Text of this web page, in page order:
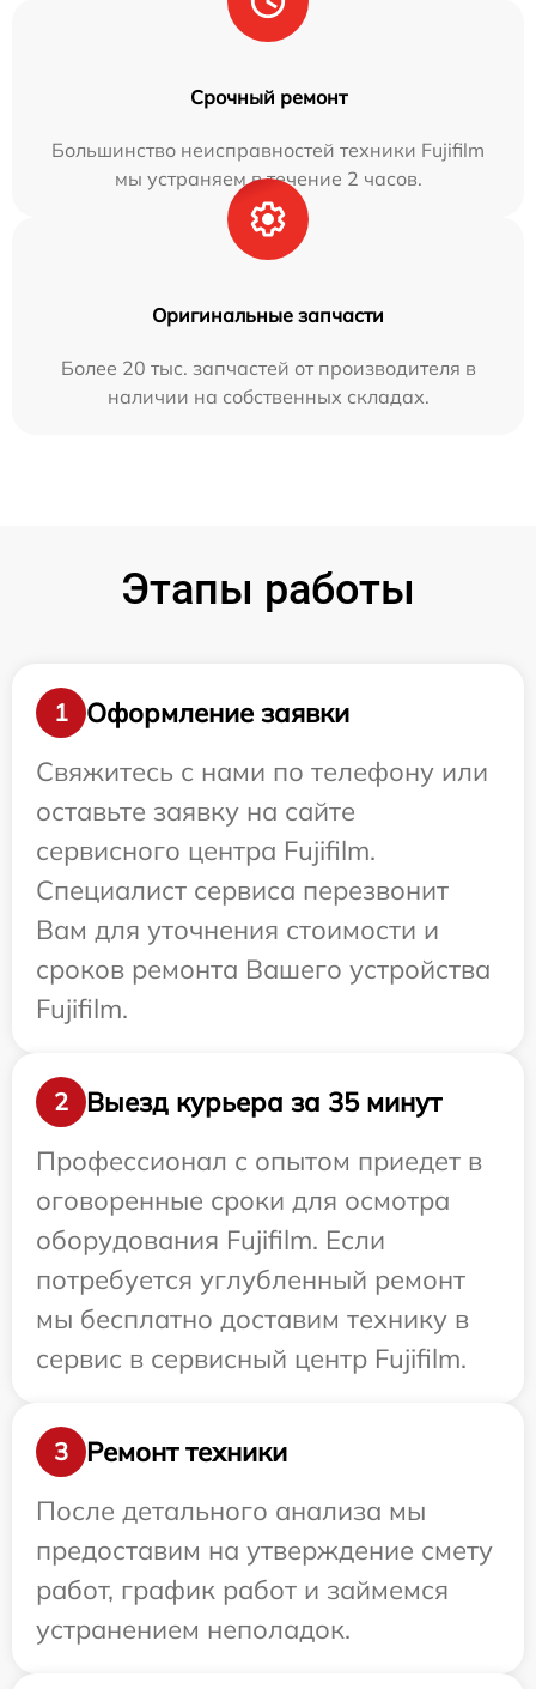
Срочный ремонт
Большинство неисправностей техники Fujifilm
мы устраняем в течение 2 часов.
Оригинальные запчасти
Более 20 тыс. запчастей от производителя в
наличии на собственных складах.
Этапы работы
1
Оформление заявки
Свяжитесь с нами по телефону или
оставьте заявку на сайте
сервисного центра Fujifilm.
Специалист сервиса перезвонит
Вам для уточнения стоимости и
сроков ремонта Вашего устройства
Fujifilm.
2
Выезд курьера за 35 минут
Профессионал с опытом приедет в
оговоренные сроки для осмотра
оборудования Fujifilm. Если
потребуется углубленный ремонт
мы бесплатно доставим технику в
сервис в сервисный центр Fujifilm.
3
Ремонт техники
После детального анализа мы
предоставим на утверждение смету
работ, график работ и займемся
устранением неполадок.